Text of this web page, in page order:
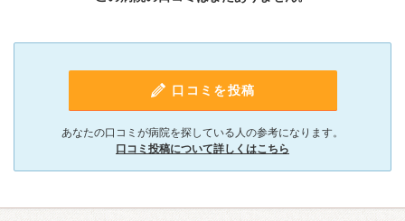
口コミを投稿
あなたの口コミが病院を探している人の参考になります。
口コミ投稿について詳しくはこちら